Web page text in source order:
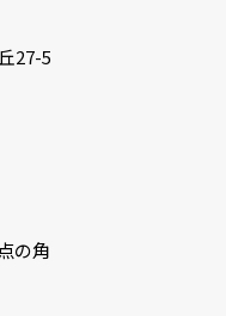
27-5
の角